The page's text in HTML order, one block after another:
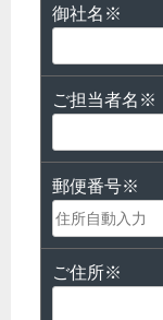
御社名※
ご担当者名※
郵便番号※
ご住所※